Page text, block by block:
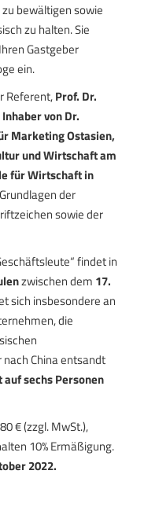
bewältigen sowie
zu halten. Sie
Gastgeber
ein.
Referent,Prof. Dr.
von Dr.
Marketing Ostasien,
und Wirtschaft am
für Wirtschaft in
der
sowie der
findet in
zwischen dem 17.
sich insbesondere an
die
China entsandt
sechs Personen
€ (zzgl. MwSt.),
10% Ermäßigung.
2022.